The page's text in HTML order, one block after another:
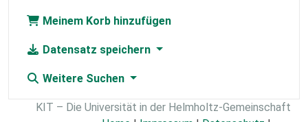
Meinem Korb hinzufügen
Datensatz speichern
Weitere Suchen
KIT – Die Universität in der Helmholtz-Gemeinschaft